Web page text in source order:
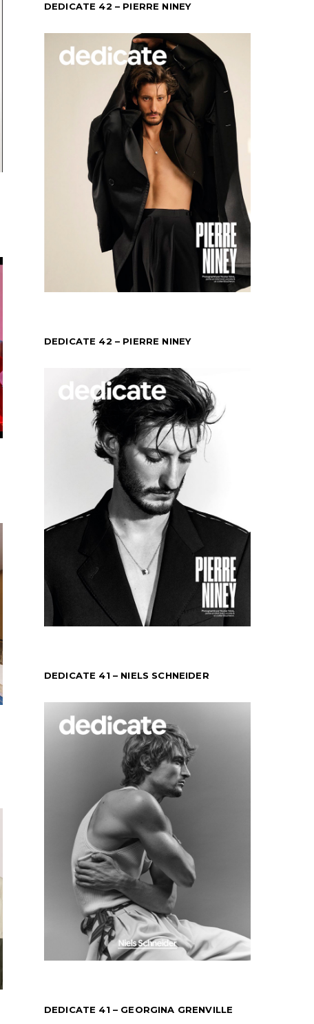
DEDICATE 42 – PIERRE NINEY
DEDICATE 42 – PIERRE NINEY
DEDICATE 41 – NIELS SCHNEIDER
DEDICATE 41 – GEORGINA GRENVILLE